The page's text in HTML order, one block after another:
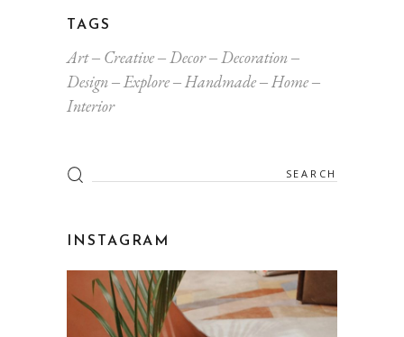
TAGS
Art Creative Decor
Decoration
Design
Explore Handmade
Home
Interior
INSTAGRAM